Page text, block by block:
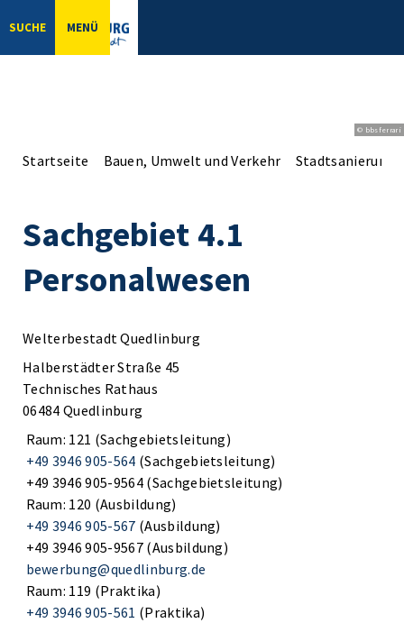
SUCHE MENÜ
© bbsferrari
Startseite Bauen, Umwelt und Verkehr Stadtsanierung
Sachgebiet 4.1
Personalwesen
Welterbestadt Quedlinburg
Halberstädter Straße 45
Technisches Rathaus
06484 Quedlinburg
Raum: 121 (Sachgebietsleitung)
+49 3946 905-564 (Sachgebietsleitung)
+49 3946 905-9564 (Sachgebietsleitung)
Raum: 120 (Ausbildung)
+49 3946 905-567 (Ausbildung)
+49 3946 905-9567 (Ausbildung)
bewerbung@quedlinburg.de
Raum: 119 (Praktika)
+49 3946 905-561 (Praktika)